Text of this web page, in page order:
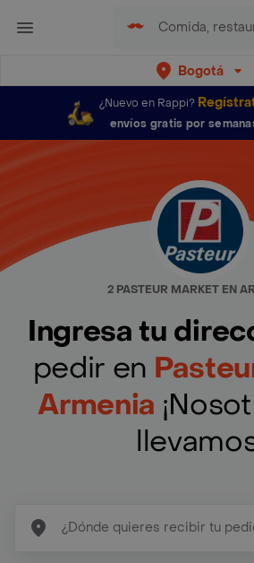
Bogotá
¿Nuevo en Rappi?
envíos gratis por
2 PASTEUR MARKET EN
Ingresa tu
pedir en
Armenia